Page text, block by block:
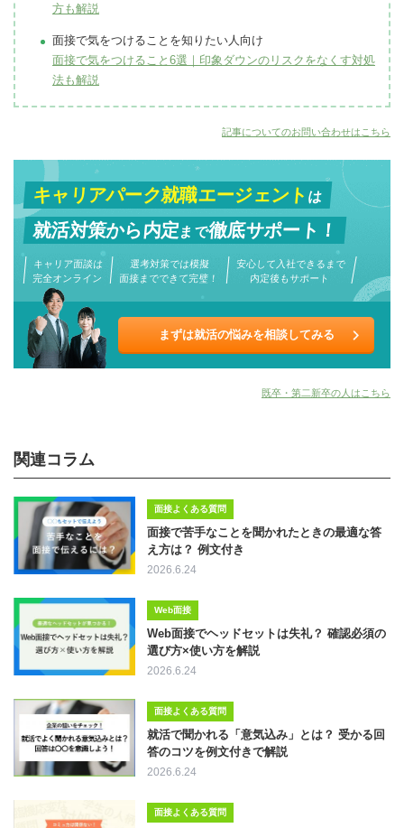
方も解説
面接で気をつけることを知りたい人向け
面接で気をつけること6選｜印象ダウンのリスクをなくす対処
法も解説
記事についてのお問い合わせはこちら
キャリアパーク就職エージェントは
就活対策から内定まで徹底サポート！
キャリア面談は
完全オンライン
選考対策では模擬
面接までできて完璧！
安心して入社できるまで
内定後もサポート
まずは就活の悩みを相談してみる
既卒・第二新卒の人はこちら
関連コラム
面接よくある質問
面接で苦手なことを聞かれたときの最適な答
え方は？ 例文付き
2026.6.24
Web面接
Web面接でヘッドセットは失礼？ 確認必須の
選び方×使い方を解説
2026.6.24
面接よくある質問
就活で聞かれる「意気込み」とは？ 受かる回
答のコツを例文付きで解説
2026.6.24
面接よくある質問